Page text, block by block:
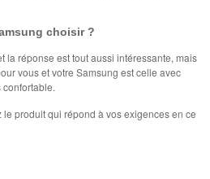
choisir ?
la réponse est tout aussi intéressante, mais
vous et votre Samsung est celle avec
produit qui répond à vos exigences en ce